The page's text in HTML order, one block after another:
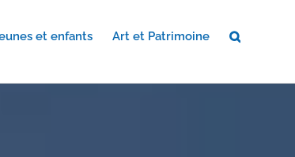
et enfants Art et Patrimoine